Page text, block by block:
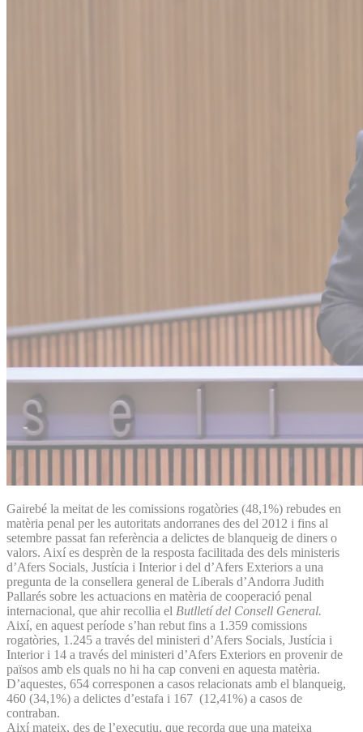
Gairebé la meitat de les comissions rogatòries (48,1%) rebudes en
matèria penal per les autoritats andorranes des del 2012 i fins al
setembre passat fan referència a delictes de blanqueig de diners o
valors. Així es desprèn de la resposta facilitada des dels ministeris
d’Afers Socials, Justícia i Interior i del d’Afers Exteriors a una
pregunta de la consellera general de Liberals d’Andorra Judith
Pallarés sobre les actuacions en matèria de cooperació penal
internacional, que ahir recollia el Butlletí del Consell General.
Així, en aquest període s’han rebut fins a 1.359 comissions
rogatòries, 1.245 a través del ministeri d’Afers Socials, Justícia i
Interior i 14 a través del ministeri d’Afers Exteriors en provenir de
països amb els quals no hi ha cap conveni en aquesta matèria.
D’aquestes, 654 corresponen a casos relacionats amb el blanqueig,
460 (34,1%) a delictes d’estafa i 167 (12,41%) a casos de
contraban.
Així mateix, des de l’executiu, que recorda que una mateixa